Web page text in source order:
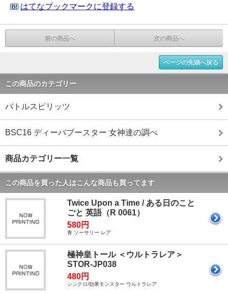
はてなブックマークに登録する
前の商品へ 次の商品へ
ページの先頭へ戻る
この商品のカテゴリー
バトルスピリッツ
BSC16 ディーバブースター 女神達の調べ
商品カテゴリー一覧
この商品を買った人はこんな商品も買ってます
Twice Upon a Time / ある日のこと
ごと 英語（R 0061）
580円
青 ソーサリー レア
極神皇トール ＜ウルトラレア＞
STOR-JP038
480円
シンクロ/効果モンスター ウルトラレア